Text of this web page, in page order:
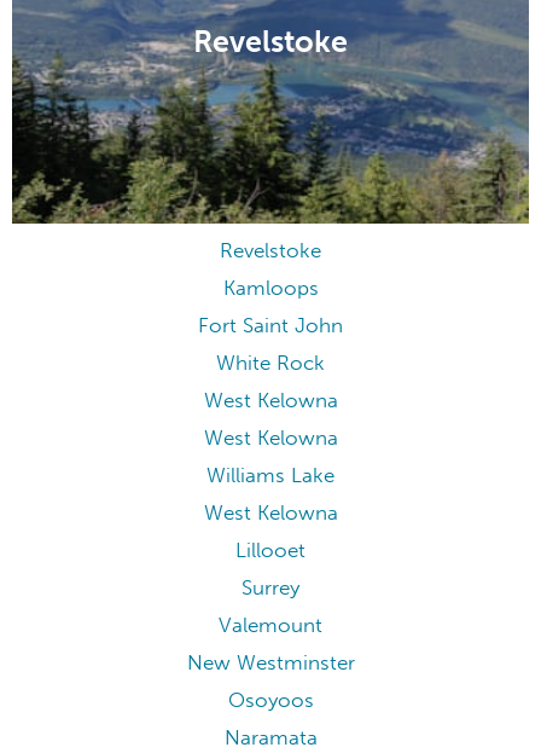
Revelstoke
Revelstoke
Kamloops
Fort Saint John
White Rock
West Kelowna
West Kelowna
Williams Lake
West Kelowna
Lillooet
Surrey
Valemount
New Westminster
Osoyoos
Naramata